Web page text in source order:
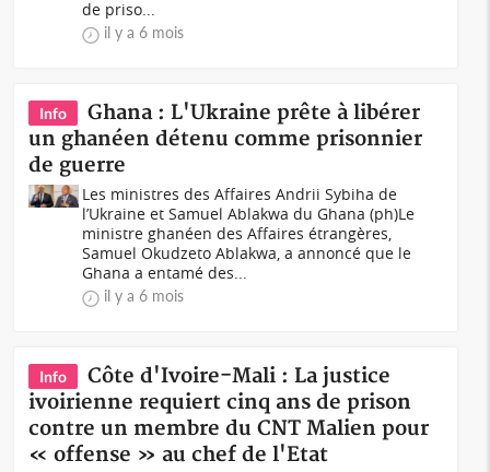
de priso...
il y a 6 mois
Info
Ghana : L'Ukraine prête à libérer
un ghanéen détenu comme prisonnier
de guerre
Les ministres des Affaires Andrii Sybiha de
l’Ukraine et Samuel Ablakwa du Ghana (ph)Le
ministre ghanéen des Affaires étrangères,
Samuel Okudzeto Ablakwa, a annoncé que le
Ghana a entamé des...
il y a 6 mois
Info
Côte d'Ivoire-Mali : La justice
ivoirienne requiert cinq ans de prison
contre un membre du CNT Malien pour
« offense » au chef de l'Etat